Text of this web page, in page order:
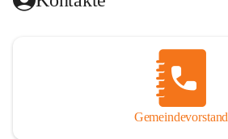
Gemeindevorstand